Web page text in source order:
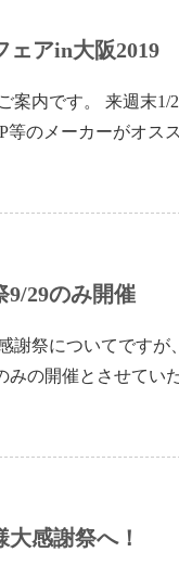
ェアin大阪2019
案内です。 来週末1/
のメーカーがオス
9/29のみ開催
謝祭についてです
みの開催とさせて
感謝祭へ！